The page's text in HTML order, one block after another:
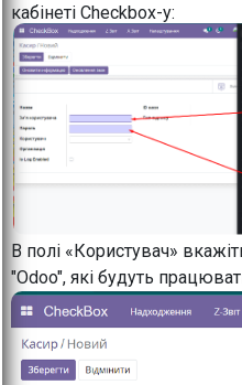
кабінеті Checkbox-у:
В полі «Користувач»
"Odoo", які будуть